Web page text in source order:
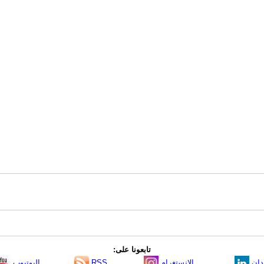
تابعونا على: